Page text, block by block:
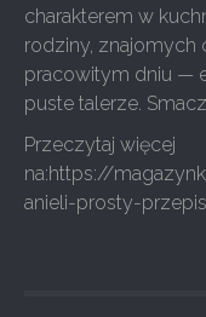
charakterem w
rodziny, znajomych
pracowitym dniu —
puste talerze.
Przeczytaj więcej
na:https://
anieli-prosty-